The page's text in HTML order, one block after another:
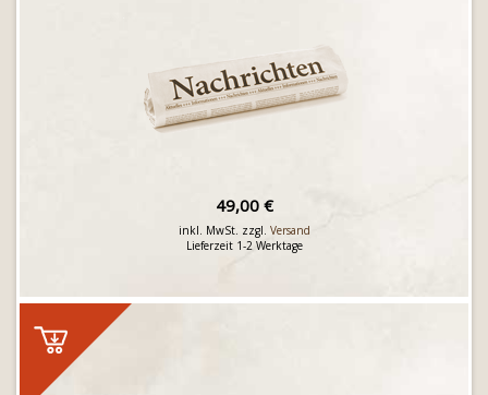
49,00 €
inkl. MwSt. zzgl. Versand
Lieferzeit 1-2 Werktage